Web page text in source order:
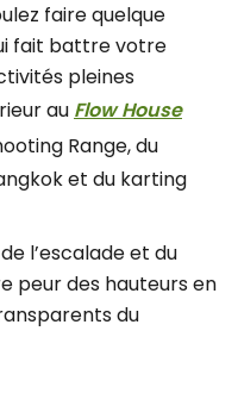
faire quelque
fait battre votre
pleines
au Flow House
Range, du
et du karting
l’escalade et du
peur des hauteurs en
du